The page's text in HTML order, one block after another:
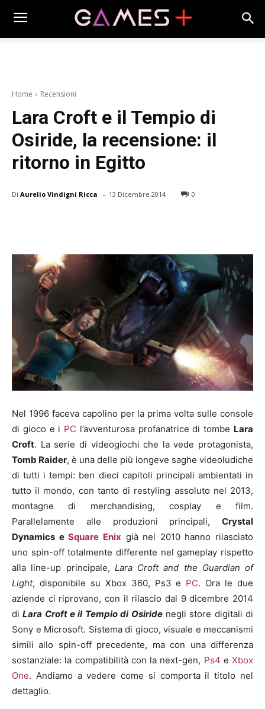
Home Recensioni
Lara Croft e il Tempio di
Osiride, la recensione: il
ritorno in Egitto
Di Aurelio Vindigni Ricca - 13 Dicembre 2014 0
Nel 1996 faceva capolino per la prima volta sulle console
di gioco e i PC l’avventurosa profanatrice di tombe Lara
Croft. La serie di videogiochi che la vede protagonista,
Tomb Raider, è una delle più longeve saghe videoludiche
di tutti i tempi: ben dieci capitoli principali ambientati in
tutto il mondo, con tanto di restyling assoluto nel 2013,
montagne di merchandising, cosplay e film.
Parallelamente alle produzioni principali, Crystal
Dynamics eSquare Enix già nel 2010 hanno rilasciato
uno spin-off totalmente differente nel gameplay rispetto
alla line-up principale, Lara Croft and the Guardian of
Light, disponibile su Xbox 360, Ps3 e PC. Ora le due
aziende ci riprovano, con il rilascio dal 9 dicembre 2014
diLara Croft e il Tempio di Osiridenegli store digitali di
Sony e Microsoft. Sistema di gioco, visuale e meccanismi
simili allo spin-off precedente, ma con una differenza
sostanziale: la compatibilità con la next-gen, Ps4 e Xbox
One. Andiamo a vedere come si comporta il titolo nel
dettaglio.